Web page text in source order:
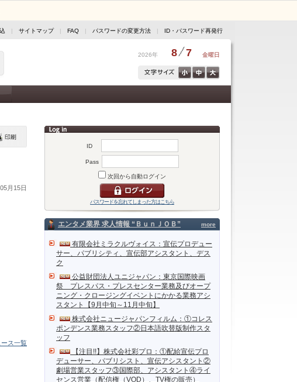
| サイトマップ| FAQ | パスワードの変更方法 | ID・パスワード再発行
2026年 8 7 金曜日
ID
Pass
次回から自動ログイン
パスワードを忘れてしまった方はこちら
more
エンタメ業界 求人情報 “ＢｕｎＪＯＢ”
有限会社ミラクルヴォイス：宣伝プロデュー
サー、パブリシティ、宣伝部アシスタント、デス
ク
公益財団法人ユニジャパン：東京国際映画
祭 プレスパス・プレスセンター業務及びオープ
ニング・クロージングイベントにかかる業務アシ
スタント【9月中旬～11月中旬】
株式会社ニュージャパンフィルム：①コレス
ポンデンス業務スタッフ②日本語吹替版制作スタ
ッフ
【注目!!】株式会社彩プロ：①配給宣伝プロ
デューサー、パブリシスト、宣伝アシスタント②
劇場営業スタッフ③国際部、アシスタント④ライ
センス営業（配信権（VOD）、TV権の販売）
月15日
ス一覧